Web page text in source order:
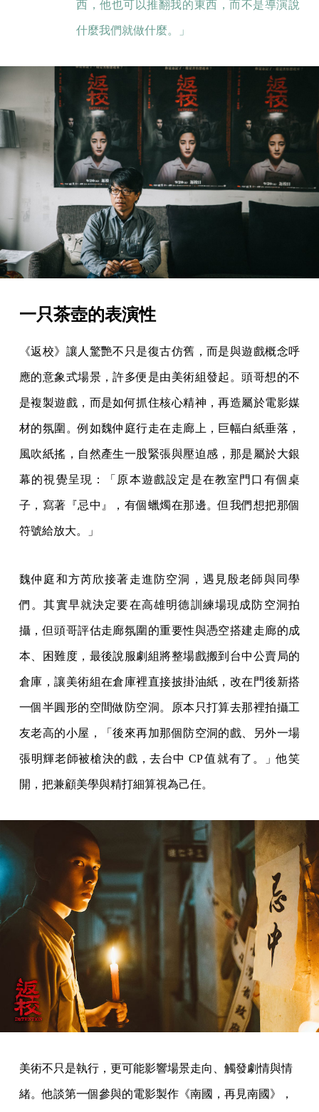
西，他也可以推翻我的東西，而不是導演說
什麼我們就做什麼。」
一只茶壺的表演性
《返校》讓人驚艷不只是復古仿舊，而是與遊戲概念呼
應的意象式場景，許多便是由美術組發起。頭哥想的不
是複製遊戲，而是如何抓住核心精神，再造屬於電影媒
材的氛圍。例如魏仲庭行走在走廊上，巨幅白紙垂落，
風吹紙搖，自然產生一股緊張與壓迫感，那是屬於大銀
幕的視覺呈現：「原本遊戲設定是在教室門口有個桌
子，寫著『忌中』，有個蠟燭在那邊。但我們想把那個
符號給放大。」
魏仲庭和方芮欣接著走進防空洞，遇見殷老師與同學
們。其實早就決定要在高雄明德訓練場現成防空洞拍
攝，但頭哥評估走廊氛圍的重要性與憑空搭建走廊的成
本、困難度，最後說服劇組將整場戲搬到台中公賣局的
倉庫，讓美術組在倉庫裡直接披掛油紙，改在門後新搭
一個半圓形的空間做防空洞。原本只打算去那裡拍攝工
友老高的小屋，「後來再加那個防空洞的戲、另外一場
張明輝老師被槍決的戲，去台中 CP 值就有了。」他笑
開，把兼顧美學與精打細算視為己任。
美術不只是執行，更可能影響場景走向、觸發劇情與情
緒。他談第一個參與的電影製作《南國，再見南國》，